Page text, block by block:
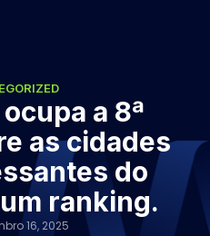
a 8ª
as cidades
do
ranking.
16, 2025